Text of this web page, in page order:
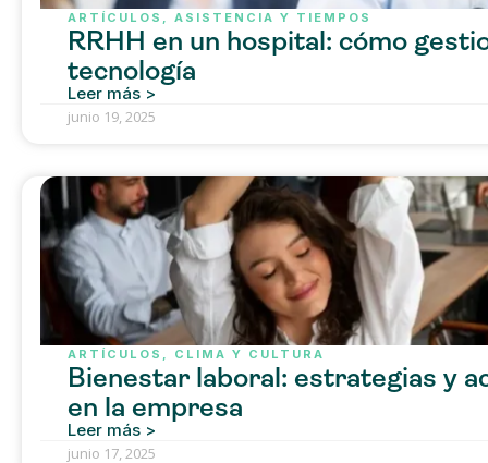
ARTÍCULOS ASISTENCIA Y TIEMPOS
RRHH en un hospital: cómo
tecnología
Leer más >
junio 19, 2025
ARTÍCULOS CLIMA Y CULTURA
Bienestar laboral: estrategias y
en la empresa
Leer más >
junio 17, 2025